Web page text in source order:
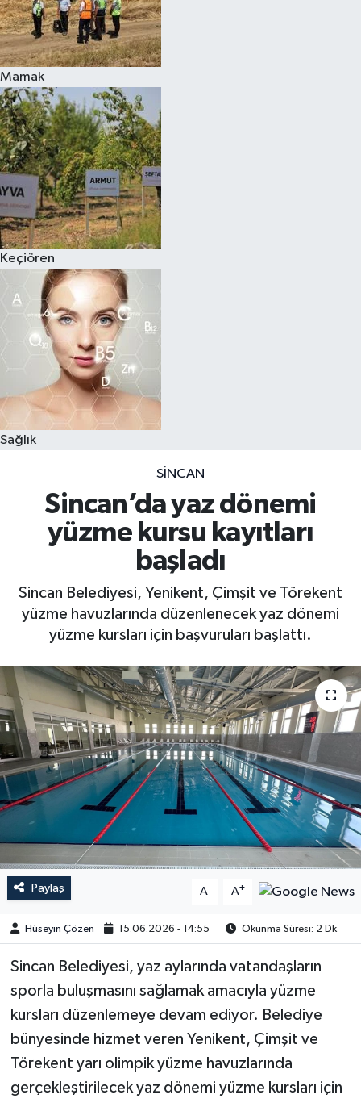
Mamak
Keçiören
Sağlık
SINCAN
Sincan’da yaz dönemi
yüzme kursu kayıtları
başladı
Sincan Belediyesi, Yenikent, Çimşit ve Törekent
yüzme havuzlarında düzenlenecek yaz dönemi
yüzme kursları için başvuruları başlattı.
Paylaş A- A+
Hüseyin Çözen 15.06.2026 - 14:55 Okunma Süresi: 2 Dk
Sincan Belediyesi, yaz aylarında vatandaşların
sporla buluşmasını sağlamak amacıyla yüzme
kursları düzenlemeye devam ediyor. Belediye
bünyesinde hizmet veren Yenikent, Çimşit ve
Törekent yarı olimpik yüzme havuzlarında
gerçekleştirilecek yaz dönemi yüzme kursları için